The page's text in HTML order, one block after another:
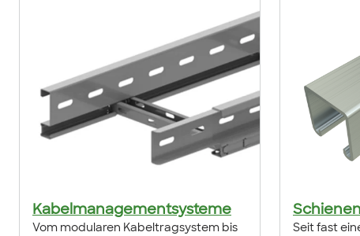
Kabelmanagementsysteme
Vom modularen Kabeltragsystem bis
Seit fast